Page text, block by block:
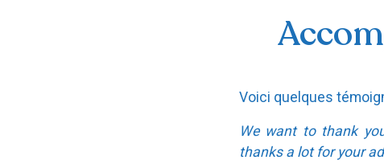
Voici quelques
We want to thank
thanks a lot for your